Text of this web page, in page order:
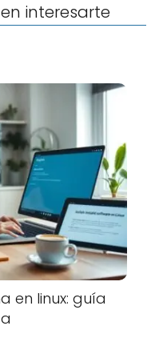
interesarte
en linux: guía